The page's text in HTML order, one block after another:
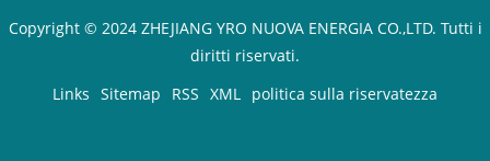
Copyright © 2024 ZHEJIANG YRO NUOVA ENERGIA CO.,LTD. Tutti i
diritti riservati.
Links Sitemap RSS XML politica sulla riservatezza